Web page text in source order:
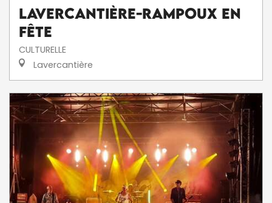
Lavercantière-Rampoux en
fête
CULTURELLE
Lavercantière